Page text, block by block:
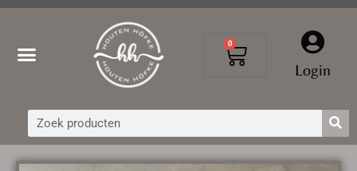
0
Login